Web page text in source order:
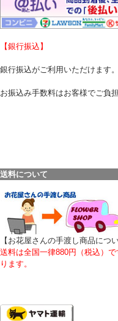
【銀行振込】
銀行振込がご利用いただけます。
お振込み手数料はお客様でご負
送料について
【お花屋さんの手渡し商品につ
送料は全国一律880円（税込）
ります。